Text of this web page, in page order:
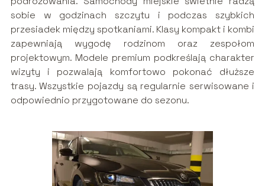
sobie w godzinach szczytu i podczas szybkich
przesiadek między spotkaniami. Klasy kompakt i kombi
zapewniają wygodę rodzinom oraz zespołom
projektowym. Modele premium podkreślają charakter
wizyty i pozwalają komfortowo pokonać dłuższe
trasy. Wszystkie pojazdy są regularnie serwisowane i
odpowiednio przygotowane do sezonu.